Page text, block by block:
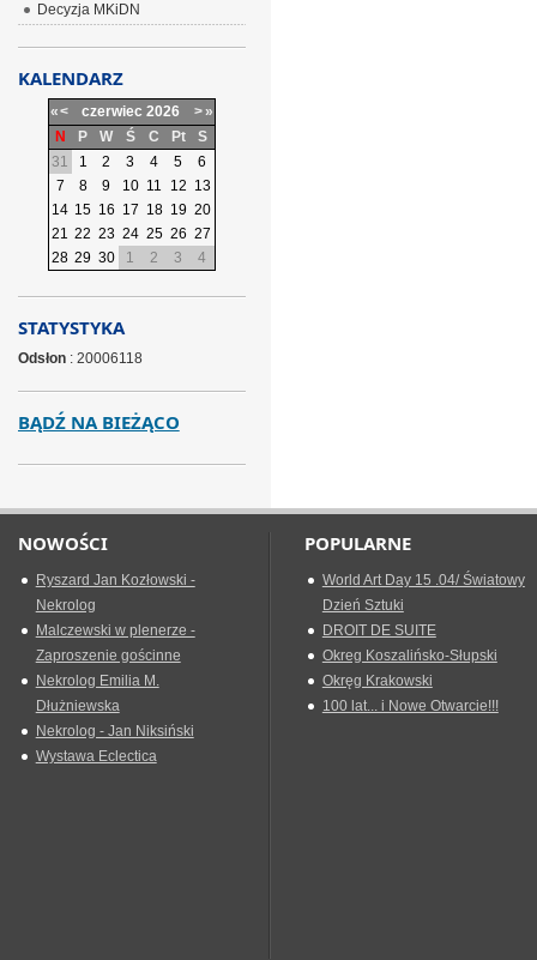
Decyzja MKiDN
KALENDARZ
«< czerwiec 2026 >»
N
P W Ś C Pt
S
31
1 2 3 4 5
6
7
8 9 10 11 12 13
14 15 16 17 18 19 20
21 22 23 24 25 26 27
28 29 30 1 2 3 4
STATYSTYKA
Odsłon: 20006118
BĄDŹ NA BIEŻĄCO
NOWOŚCI
Ryszard Jan Kozłowski -
Nekrolog
Malczewski w plenerze -
Zaproszenie gościnne
Nekrolog Emilia M.
Dłużniewska
Nekrolog - Jan Niksiński
Wystawa Eclectica
POPULARNE
World Art Day 15 .04/ Światowy
Dzień Sztuki
DROIT DE SUITE
Okreg Koszalińsko-Słupski
Okręg Krakowski
100 lat... i Nowe Otwarcie!!!